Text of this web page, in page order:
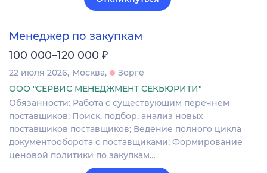
Менеджер по закупкам
100 000–120 000 ₽
22 июля 2026 Москва
Зорге
ООО "СЕРВИС МЕНЕДЖМЕНТ СЕКЬЮРИТИ"
Обязанности: Работа с существующим перечнем
поставщиков; Поиск, подбор, анализ новых
поставщиков поставщиков; Ведение полного цикла
документооборота с поставщиками; Формирование
ценовой политики по закупкам…